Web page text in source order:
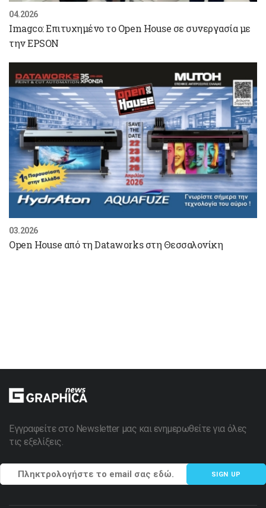
04.2026
Imagco: Επιτυχημένο το Open House σε συνεργασία με
την EPSON
03.2026
Open House από τη Dataworks στη Θεσσαλονίκη
Εγγραφείτε στο Newsletter μας και ενημερωθείτε για όλες
τις εξελίξεις.
SIGN UP